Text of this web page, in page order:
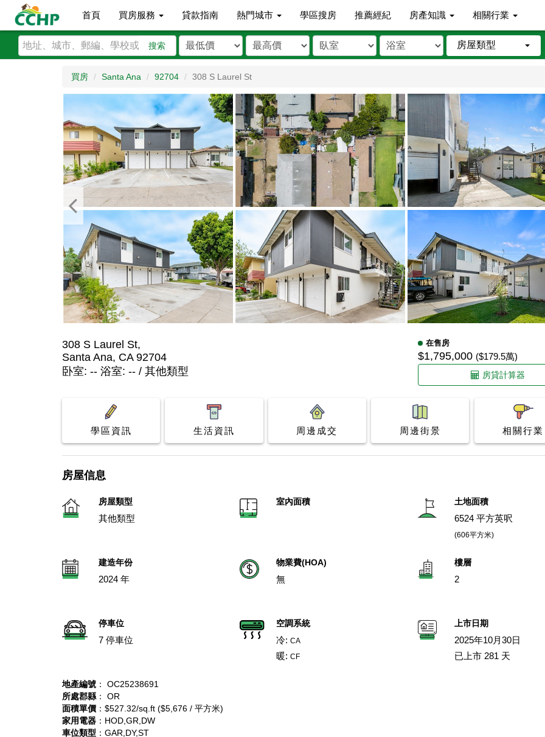
首頁 買房服務 貸款指南 熱門城市 學區搜房 推薦經紀 房產知識 相關行業
搜索 房屋類型
買房 Santa Ana 92704 308 S Laurel St
308 S Laurel St,
Santa Ana, CA 92704
在售房
$1,795,000 ($179.5萬)
卧室: -- 浴室: -- / 其他類型 房貸計算器
學區資訊 生活資訊 周邊成交 周邊街景 相關行業
房屋信息
房屋類型
其他類型
室內面積
土地面積
6524 平方英呎
(606平方米)
建造年份
2024 年
物業費(HOA)
無
樓層
2
停車位
7 停車位
空調系統
冷:CA
暖:CF
上市日期
2025年10月30日
已上市 281 天
地產編號 ： OC25238691
所處郡縣 ： OR
面積單價 ：$527.32/sq.ft ($5,676 / 平方米)
家用電器 ：HOD,GR,DW
車位類型 ：GAR,DY,ST